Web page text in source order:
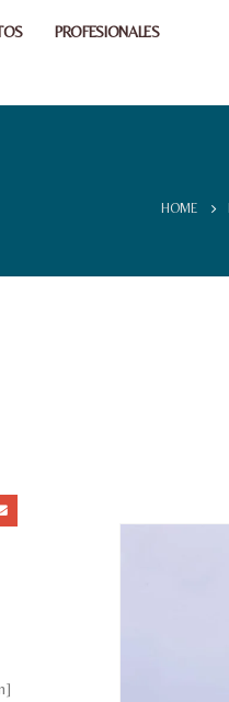
PROFESIONALES
HOME